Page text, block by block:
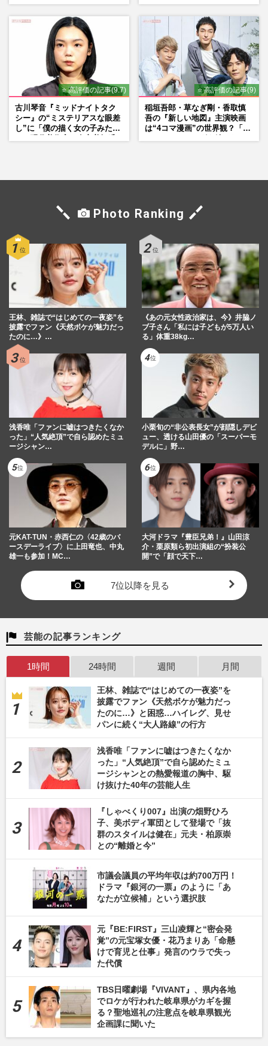
⭐ 高評価の記事(9.7)
古川琴音『ミッドナイトタク
シー』の“ミステリアスな眼差
し”に「僕の描く女の子みた
⭐ 高評価の記事(9)
稲垣吾郎・草なぎ剛・香取慎
吾の『新しい地図』主演映画
は“4コマ漫画”の世界観？「フ
Photo Ranking
王林、雑誌で“はじめての一夜姿”を
披露でファン《天然ボケが魅力だっ
たのに…》…
《あの元女性政治家は、今》井脇ノ
ブ子さん「私には子どもが5万人い
る」体重38kg…
浅香唯「ファンに嘘はつきたくなか
った」“人気絶頂”で自ら認めたミュ
ージシャン…
小栗旬の“非公表長女”が顔隠しデビ
ュー、透ける山田優の「スーパーモ
デルに」野…
元KAT-TUN・赤西仁の〈42歳のバ
ースデーライブ〉に上田竜也、中丸
雄一も参加！MC…
大河ドラマ『豊臣兄弟！』山田涼
介・栗原類ら初出演組の“扮装公
開”で「顔で天下…
7位以降を見る
芸能の記事ランキング
1時間 24時間 週間 月間
王林、雑誌で“はじめての一夜姿”を
披露でファン《天然ボケが魅力だっ
たのに…》と困惑…ハイレグ、見せ
パンに続く“大人路線”の行方
浅香唯「ファンに嘘はつきたくなか
った」“人気絶頂”で自ら認めたミュ
ージシャンとの熱愛報道の胸中、駆
け抜けた40年の芸能人生
『しゃべくり007』出演の畑野ひろ
子、美ボディ軍団として登場で「抜
群のスタイルは健在」元夫・柏原崇
との“離婚と今”
市議会議員の平均年収は約700万円！
ドラマ『銀河の一票』のように「あ
なたが立候補」という選択肢
元『BE:FIRST』三山凌輝と“密会発
覚”の元宝塚女優・花乃まりあ「命懸
けで育児と仕事」発言のウラで失っ
た代償
TBS日曜劇場『VIVANT』、県内各地
でロケが行われた岐阜県がカギを握
る？聖地巡礼の注意点を岐阜県観光
企画課に聞いた